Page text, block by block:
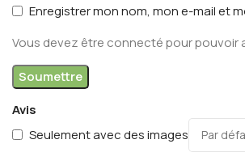
Avis
Seulement avec des images
Enregistrer mon nom, mon e-mail et
Vous devez être connecté pour pouvoir